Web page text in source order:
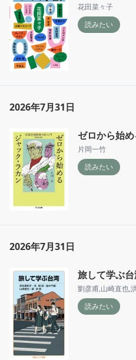
花田菜々子
読みたい
2026年7月31日
ゼロから始
片岡一竹
読みたい
2026年7月31日
旅して学ぶ
劉彦甫,山崎直也,
読みたい